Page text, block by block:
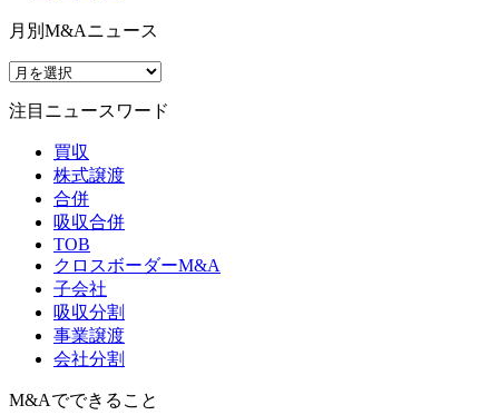
月別M&Aニュース
注目ニュースワード
買収
株式譲渡
合併
吸収合併
TOB
クロスボーダーM&A
子会社
吸収分割
事業譲渡
会社分割
M&Aでできること